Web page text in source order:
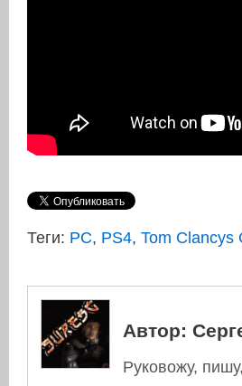
Теги: PC, PS4, Tom Clancys
Автор:
Руковожу,